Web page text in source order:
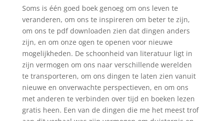
Soms is één goed boek genoeg om ons leven te
veranderen, om ons te inspireren om beter te zijn,
om ons te pdf downloaden zien dat dingen anders
zijn, en om onze ogen te openen voor nieuwe
mogelijkheden. De schoonheid van literatuur ligt in
zijn vermogen om ons naar verschillende werelden
te transporteren, om ons dingen te laten zien vanuit
nieuwe en onverwachte perspectieven, en om ons
met anderen te verbinden over tijd en boeken lezen
gratis heen. Een van de dingen die me het meest trof